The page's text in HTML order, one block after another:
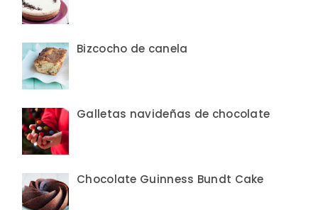
Bizcocho de canela
Galletas navideñas de chocolate
Chocolate Guinness Bundt Cake